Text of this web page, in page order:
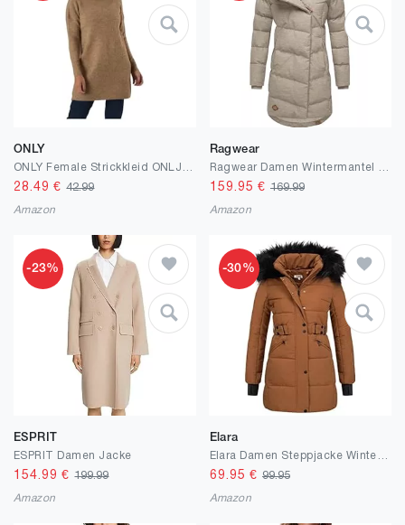
ONLY
28.49 €42.99
Amazon
Ragwear
159.95 € 169.99
Amazon
-23%
ESPRIT
ESPRIT Damen Jacke
154.99 €199.99
Amazon
-30%
Elara
69.95 € 99.95
Amazon